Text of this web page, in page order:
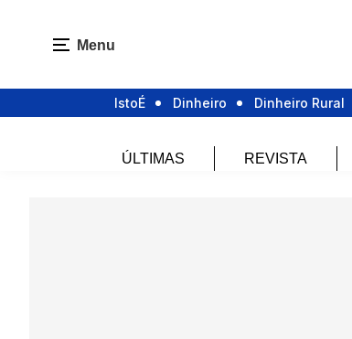
Menu
IstoÉ Dinheiro Dinheiro Rural
ÚLTIMAS REVISTA